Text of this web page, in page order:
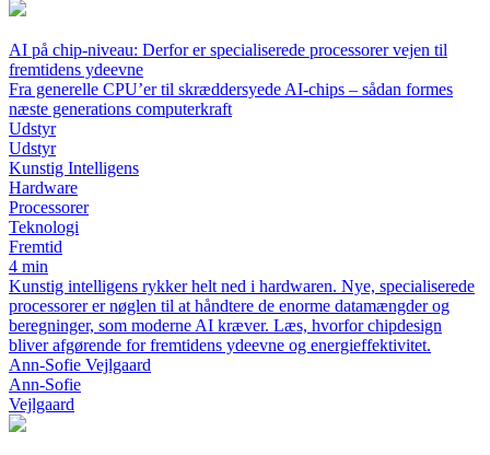
AI på chip-niveau: Derfor er specialiserede processorer vejen til
fremtidens ydeevne
Fra generelle CPU’er til skræddersyede AI-chips – sådan formes
næste generations computerkraft
Udstyr
Udstyr
Kunstig Intelligens
Hardware
Processorer
Teknologi
Fremtid
4 min
Kunstig intelligens rykker helt ned i hardwaren. Nye, specialiserede
processorer er nøglen til at håndtere de enorme datamængder og
beregninger, som moderne AI kræver. Læs, hvorfor chipdesign
bliver afgørende for fremtidens ydeevne og energieffektivitet.
Ann-Sofie Vejlgaard
Ann-Sofie
Vejlgaard